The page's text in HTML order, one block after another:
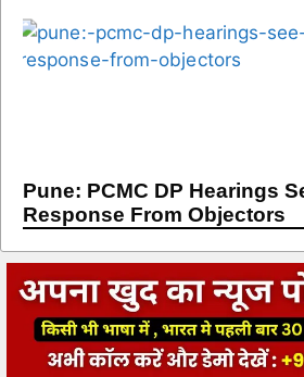
Pune: PCMC DP Hearings
Response From Objectors